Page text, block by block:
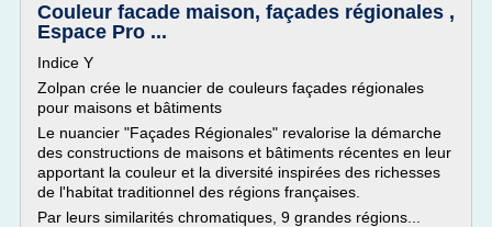
Couleur facade maison, façades régionales ,
Espace Pro ...
Indice Y
Zolpan crée le nuancier de couleurs façades régionales
pour maisons et bâtiments
Le nuancier "Façades Régionales" revalorise la démarche
des constructions de maisons et bâtiments récentes en leur
apportant la couleur et la diversité inspirées des richesses
de l'habitat traditionnel des régions françaises.
Par leurs similarités chromatiques, 9 grandes régions...